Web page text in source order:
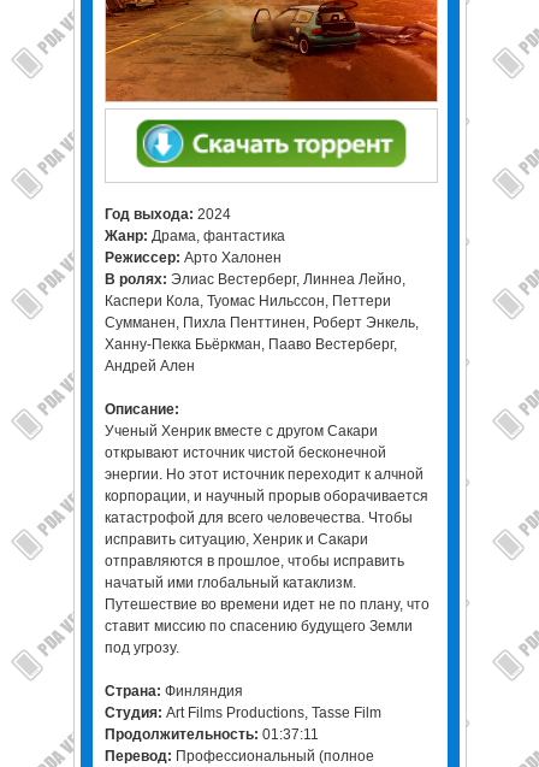
Год выхода: 2024
Жанр: Драма, фантастика
Режиссер: Арто Халонен
В ролях: Элиас Вестерберг, Линнеа Лейно,
Каспери Кола, Туомас Нильссон, Петтери
Сумманен, Пихла Пенттинен, Роберт Энкель,
Ханну-Пекка Бьёркман, Пааво Вестерберг,
Андрей Ален
Описание:
Ученый Хенрик вместе с другом Сакари
открывают источник чистой бесконечной
энергии. Но этот источник переходит к алчной
корпорации, и научный прорыв оборачивается
катастрофой для всего человечества. Чтобы
исправить ситуацию, Хенрик и Сакари
отправляются в прошлое, чтобы исправить
начатый ими глобальный катаклизм.
Путешествие во времени идет не по плану, что
ставит миссию по спасению будущего Земли
под угрозу.
Страна: Финляндия
Студия: Art Films Productions, Tasse Film
Продолжительность: 01:37:11
Перевод: Профессиональный (полное